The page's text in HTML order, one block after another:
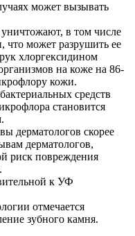
может вызывать
в том числе
может разрушить ее
хлоргексидином
на коже на 86-
кожи.
средств
становится
дерматологов скорее
дерматологов,
риск повреждения
к УФ
отмечается
зубного камня.